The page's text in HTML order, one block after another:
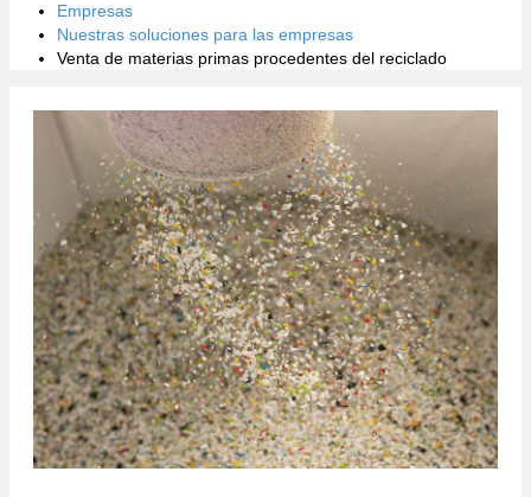
Empresas
Nuestras soluciones para las empresas
Venta de materias primas procedentes del reciclado